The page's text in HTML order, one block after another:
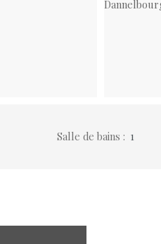
Salle de bains : 1